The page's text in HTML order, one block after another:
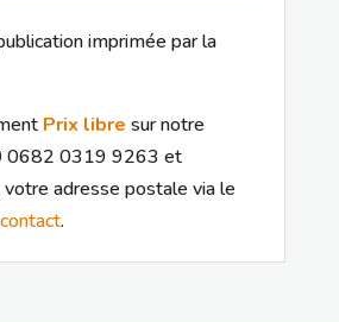
imprimée par la
Prix libre sur notre
0682 0319 9263 et
adresse postale via le
.